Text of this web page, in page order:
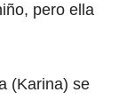
pero ella
(Karina) se